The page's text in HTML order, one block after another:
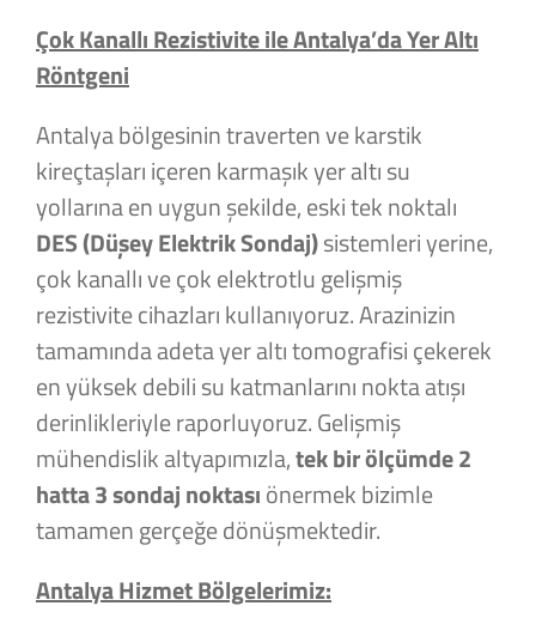
Çok Kanallı Rezistivite ile Antalya’da Yer Altı
Röntgeni
Antalya bölgesinin traverten ve karstik
kireçtaşları içeren karmaşık yer altı su
yollarına en uygun şekilde, eski tek noktalı
DES (Düşey Elektrik Sondaj)sistemleri yerine,
çok kanallı ve çok elektrotlu gelişmiş
rezistivite cihazları kullanıyoruz. Arazinizin
tamamında adeta yer altı tomografisi çekerek
en yüksek debili su katmanlarını nokta atışı
derinlikleriyle raporluyoruz. Gelişmiş
mühendislik altyapımızla,tek bir ölçümde 2
hatta 3 sondaj noktasıönermek bizimle
tamamen gerçeğe dönüşmektedir.
Antalya Hizmet Bölgelerimiz: